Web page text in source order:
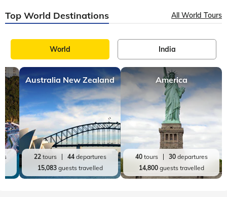
Top World Destinations All World Tours
World India
Australia New Zealand
22tours 44departures
15,083guests travelled
America
40tours 30departures
14,800guests travelled